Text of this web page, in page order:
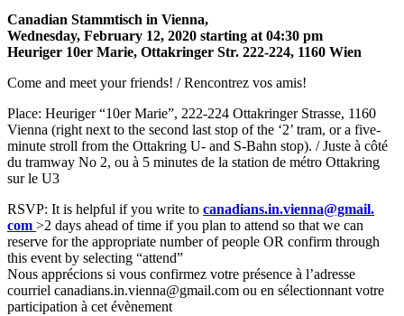
Canadian Stammtisch in Vienna,
Wednesday, February 12, 2020 starting at 04:30 pm
Heuriger 10er Marie, Ottakringer Str. 222-224, 1160 Wien
Come and meet your friends! / Rencontrez vos amis!
Place: Heuriger “10er Marie”, 222-224 Ottakringer Strasse, 1160
Vienna (right next to the second last stop of the ‘2’ tram, or a five-
minute stroll from the Ottakring U- and S-Bahn stop). / Juste à côté
du tramway No 2, ou à 5 minutes de la station de métro Ottakring
sur le U3
RSVP: It is helpful if you write to canadians.in.vienna@gmail.
com >2 days ahead of time if you plan to attend so that we can
reserve for the appropriate number of people OR confirm through
this event by selecting “attend”
Nous apprécions si vous confirmez votre présence à l’adresse
courriel canadians.in.vienna@gmail.com ou en sélectionnant votre
participation à cet évènement